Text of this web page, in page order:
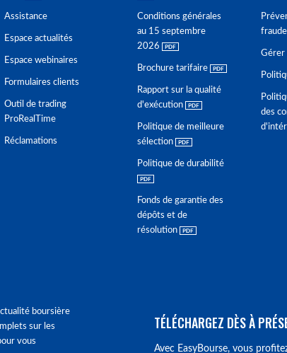
Assistance
Espace actualités
Espace webinaires
Formulaires clients
Outil de trading
ProRealTime
Réclamations
Conditions générales
au 15 septembre
2026
Brochure tarifaire
Rapport sur la qualité
d'exécution
Politique de meilleure
sélection
Politique de durabilité
Fonds de garantie des
dépôts et de
résolution
fraude
Gérer
des
boursière
sur les
vous
TÉLÉCHARGEZ DÈS À
Avec EasyBourse, vous